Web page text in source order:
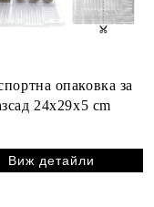
опаковка за
24x29x5 cm
Виж детайли